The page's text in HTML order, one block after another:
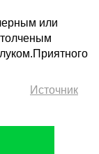
или
Источник